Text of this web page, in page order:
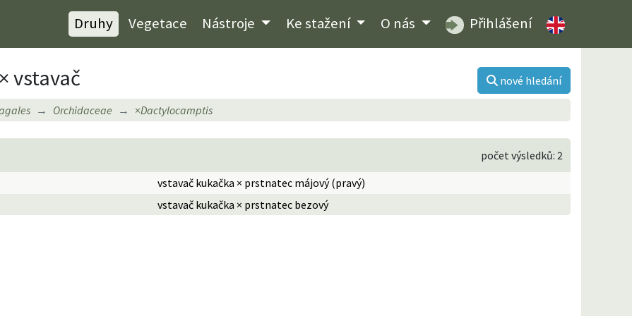
Druhy Vegetace Nástroje Ke stažení O nás Přihlášení
vstavač nové hledání
Orchidaceae ×Dactylocamptis
počet výsledků: 2
vstavač kukačka × prstnatec májový (pravý)
vstavač kukačka × prstnatec bezový